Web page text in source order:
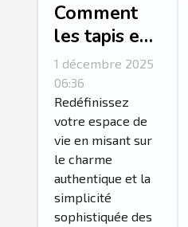
Comment
les tapis en
jute peuvent
transformer
votre
intérieur ?
1 décembre 2025
06:36
Redéfinissez
votre espace de
vie en misant sur
le charme
authentique et la
simplicité
sophistiquée des